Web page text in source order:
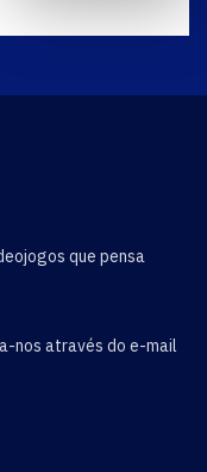
que pensa
nos através do e-mail